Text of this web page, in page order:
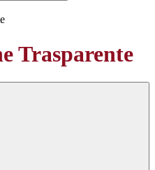
Trasparente